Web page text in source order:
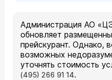
Администрация АО
обновляет
прейскурант. Однако,
возможных
уточнять стоимость
(495) 266 91 14.